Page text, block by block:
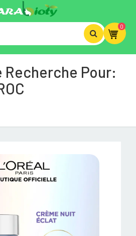
0
Recherche Pour: